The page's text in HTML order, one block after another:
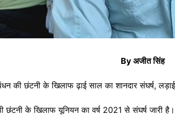
By अजीत सिंह
की छंटनी के खिलाफ ढ़ाई साल का शानदार संघर्ष, लड़ाई
छंटनी के खिलाफ यूनियन का वर्ष 2021 से संघर्ष